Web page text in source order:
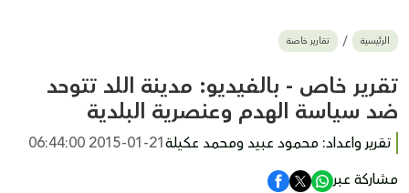
بيع وشراء
أخبار القدس
وفيات
المزيد
ارسل خبر
الرئيسية تقارير خاصة
تقرير خاص - بالفيديو: مدينة اللد تتوحد
ضد سياسة الهدم وعنصرية البلدية
تقرير واعداد: محمود عبيد ومحمد عكيلة2015-01-21 06:44:00
مشاركة عبر